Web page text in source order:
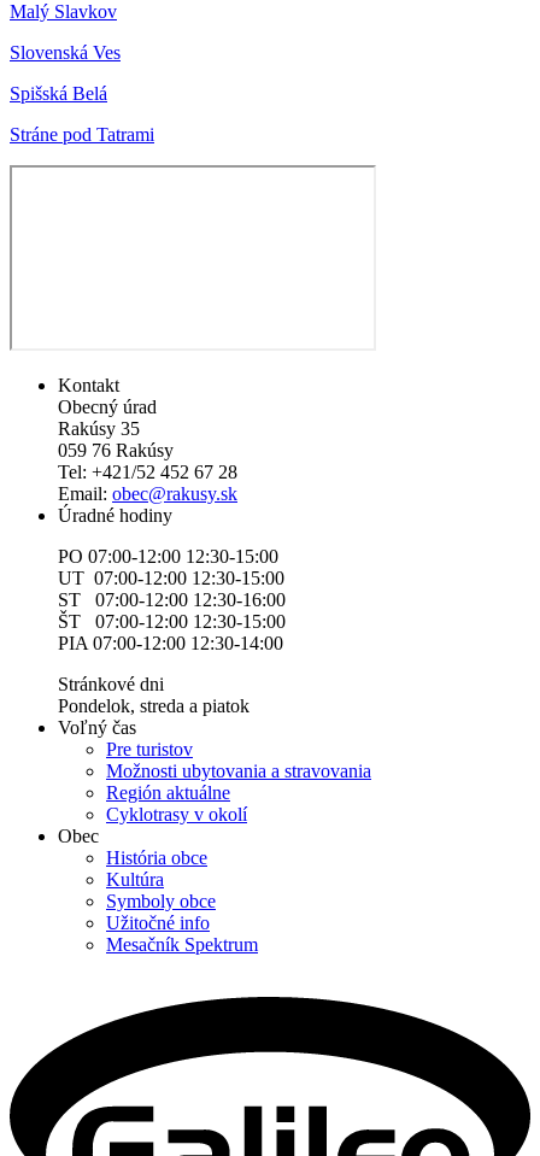
Malý Slavkov
Slovenská Ves
Spišská Belá
Stráne pod Tatrami
Kontakt
Obecný úrad
Rakúsy 35
059 76 Rakúsy
Tel: +421/52 452 67 28
Email: obec@rakusy.sk
Úradné hodiny
PO 07:00-12:00 12:30-15:00
UT 07:00-12:00 12:30-15:00
ST 07:00-12:00 12:30-16:00
ŠT 07:00-12:00 12:30-15:00
PIA 07:00-12:00 12:30-14:00
Stránkové dni
Pondelok, streda a piatok
Voľný čas
Pre turistov
Možnosti ubytovania a stravovania
Región aktuálne
Cyklotrasy v okolí
Obec
História obce
Kultúra
Symboly obce
Užitočné info
Mesačník Spektrum